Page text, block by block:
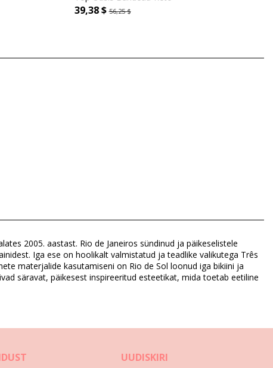
39,38 $56,25 $
2005. aastast. Rio de Janeiros sündinud ja päikeselistele
Iga ese on hoolikalt valmistatud ja teadlike valikutega Três
materjalide kasutamiseni on Rio de Sol loonud iga bikiini ja
säravat, päikesest inspireeritud esteetikat, mida toetab eetiline
UUDISKIRI